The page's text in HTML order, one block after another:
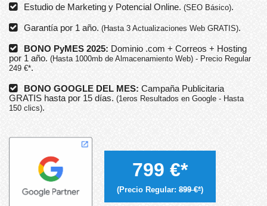
Estudio de Marketing y Potencial Online. (SEO Básico).
Garantía por 1 año. (Hasta 3 Actualizaciones Web GRATIS).
BONO PyMES 2025: Dominio .com + Correos + Hosting
por 1 año. (Hasta 1000mb de Almacenamiento Web) - Precio Regular
249 €*.
BONO GOOGLE DEL MES: Campaña Publicitaria
GRATIS hasta por 15 días. (1eros Resultados en Google - Hasta
150 clics).
799 €*
(Precio Regular: 899 €*)